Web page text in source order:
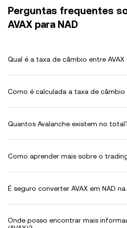
Perguntas frequentes
AVAX para NAD
Qual é a taxa de câmbio entre AVAX
Como é calculada a taxa de câmbio
Quantos Avalanche existem no
Como aprender mais sobre o
É seguro converter AVAX em NAD na
Onde posso encontrar mais